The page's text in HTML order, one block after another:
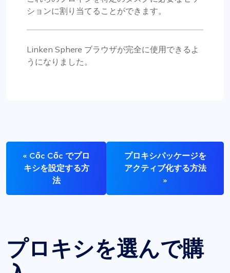
ションに割り当てることができます。
Linken Sphere ブラウザが完全に使用できるよ
うになりました。
« Cốc Cốc でプロ
キシを設定する方
法
プロキシパッケージを
アクティブ化する方法
»
プロキシを選んで購